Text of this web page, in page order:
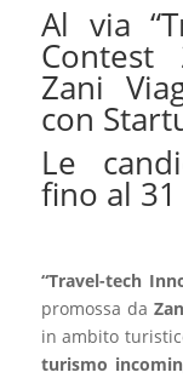
Al via
Contest
Zani
con
Le
fino al
“Travel-tech
promossa da
in ambito
turismo